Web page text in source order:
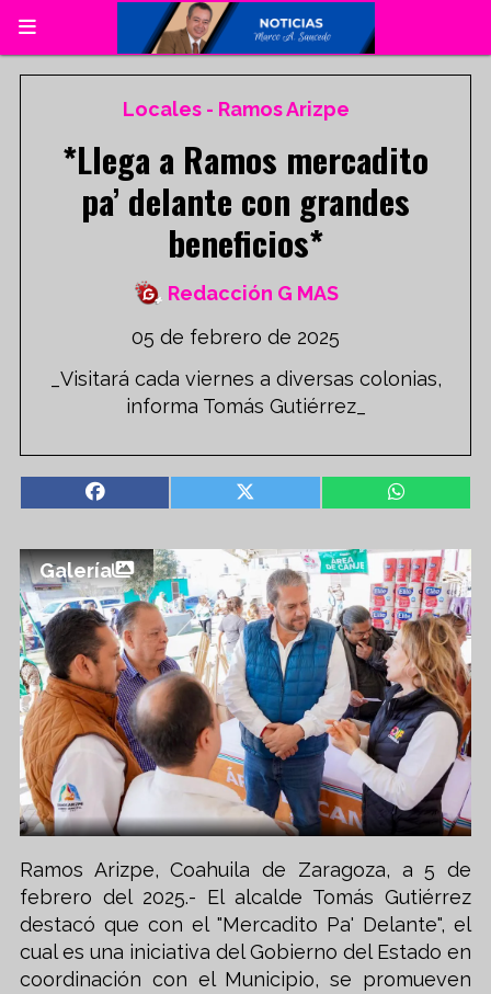
*Llega a Ramos mercadito
pa’ delante con grandes
beneficios*
_Visitará cada viernes a diversas colonias,
informa Tomás Gutiérrez_
Locales - Ramos Arizpe
05 de febrero de 2025
Redacción G MAS
Galería
Ramos Arizpe, Coahuila de Zaragoza, a 5 de
febrero del 2025.- El alcalde Tomás Gutiérrez
destacó que con el "Mercadito Pa' Delante", el
cual es una iniciativa del Gobierno del Estado en
coordinación con el Municipio, se promueven